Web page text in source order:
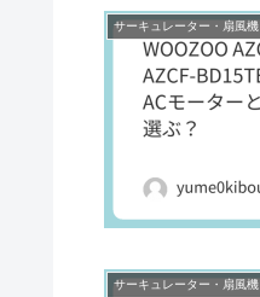
サーキュレーター・扇風機
サーキュレーター・扇風機